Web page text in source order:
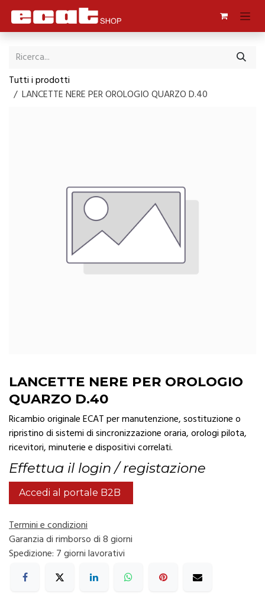
Passa al contenuto
Tutti i prodotti
LANCETTE NERE PER OROLOGIO QUARZO D.40
LANCETTE NERE PER OROLOGIO
QUARZO D.40
Ricambio originale ECAT per manutenzione, sostituzione o
ripristino di sistemi di sincronizzazione oraria, orologi pilota,
ricevitori, minuterie e dispositivi correlati.
Effettua il login / registazione
Accedi al portale B2B
Termini e condizioni
Garanzia di rimborso di 8 giorni
Spedizione: 7 giorni lavorativi